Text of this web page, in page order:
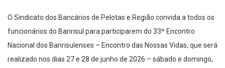
O Sindicato dos Bancários de Pelotas e Região convida a todos os
funcionários do Banrisul para participarem do 33º Encontro
Nacional dos Banrisulenses – Encontro das Nossas Vidas, que será
realizado nos dias 27 e 28 de junho de 2026 – sábado e domingo,